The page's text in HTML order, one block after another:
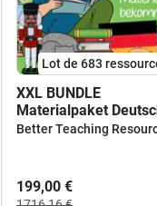
Lot de 683
XXL BUNDLE
Materialpaket
Allemand
199,00 €